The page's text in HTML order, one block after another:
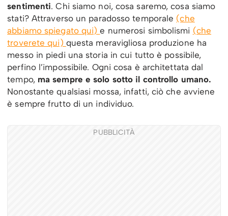
sentimenti. Chi siamo noi, cosa saremo, cosa siamo
stati? Attraverso un paradosso temporale (che
abbiamo spiegato qui)e numerosi simbolismi (che
troverete qui) questa meravigliosa produzione ha
messo in piedi una storia in cui tutto è possibile,
perfino l’impossibile. Ogni cosa è architettata dal
tempo, ma sempre e solo sotto il controllo umano.
Nonostante qualsiasi mossa, infatti, ciò che avviene
è sempre frutto di un individuo.
PUBBLICITÀ